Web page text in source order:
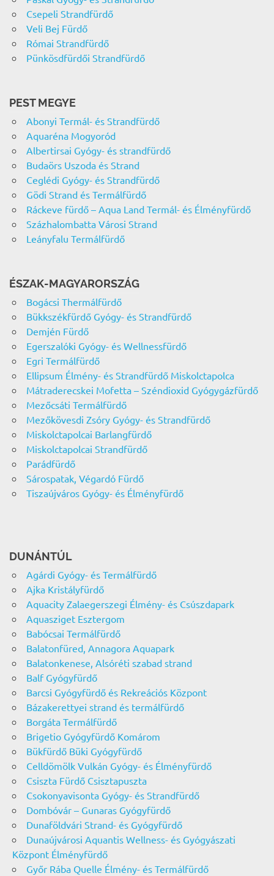
Csepeli Strandfürdő
Veli Bej Fürdő
Római Strandfürdő
Pünkösdfürdői Strandfürdő
PEST MEGYE
Abonyi Termál- és Strandfürdő
Aquaréna Mogyoród
Albertirsai Gyógy- és strandfürdő
Budaörs Uszoda és Strand
Ceglédi Gyógy- és Strandfürdő
Gödi Strand és Termálfürdő
Ráckeve fürdő – Aqua Land Termál- és Élményfürdő
Százhalombatta Városi Strand
Leányfalu Termálfürdő
ÉSZAK-MAGYARORSZÁG
Bogácsi Thermálfürdő
Bükkszékfürdő Gyógy- és Strandfürdő
Demjén Fürdő
Egerszalóki Gyógy- és Wellnessfürdő
Egri Termálfürdő
Ellipsum Élmény- és Strandfürdő Miskolctapolca
Mátraderecskei Mofetta – Széndioxid Gyógygázfürdő
Mezőcsáti Termálfürdő
Mezőkövesdi Zsóry Gyógy- és Strandfürdő
Miskolctapolcai Barlangfürdő
Miskolctapolcai Strandfürdő
Parádfürdő
Sárospatak, Végardó Fürdő
Tiszaújváros Gyógy- és Élményfürdő
DUNÁNTÚL
Agárdi Gyógy- és Termálfürdő
Ajka Kristályfürdő
Aquacity Zalaegerszegi Élmény- és Csúszdapark
Aquasziget Esztergom
Babócsai Termálfürdő
Balatonfüred, Annagora Aquapark
Balatonkenese, Alsóréti szabad strand
Balf Gyógyfürdő
Barcsi Gyógyfürdő és Rekreációs Központ
Bázakerettyei strand és termálfürdő
Borgáta Termálfürdő
Brigetio Gyógyfürdő Komárom
Bükfürdő Büki Gyógyfürdő
Celldömölk Vulkán Gyógy- és Élményfürdő
Csiszta Fürdő Csisztapuszta
Csokonyavisonta Gyógy- és Strandfürdő
Dombóvár – Gunaras Gyógyfürdő
Dunaföldvári Strand- és Gyógyfürdő
Dunaújvárosi Aquantis Wellness- és Gyógyászati
Központ Élményfürdő
Győr Rába Quelle Élmény- és Termálfürdő